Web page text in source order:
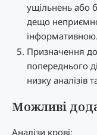
ущільнень або
дещо
інформативною.
Призначення
попереднього
низку аналізів
Можливі
Аналізи крові: